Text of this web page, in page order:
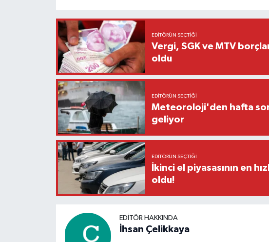
EDITÖRÜN SEÇTIĞI
Vergi, SGK ve MTV
oldu
EDITÖRÜN SEÇTIĞI
Meteoroloji'den hafta
geliyor
EDITÖRÜN SEÇTIĞI
İkinci el piyasasının en
oldu!
EDITÖR HAKKINDA
İhsan Çelikkaya